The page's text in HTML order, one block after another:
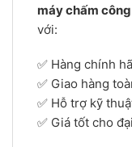
máy chấm
với:
✅ Hàng chính
✅ Giao hàng
✅ Hỗ trợ kỹ
✅ Giá tốt cho